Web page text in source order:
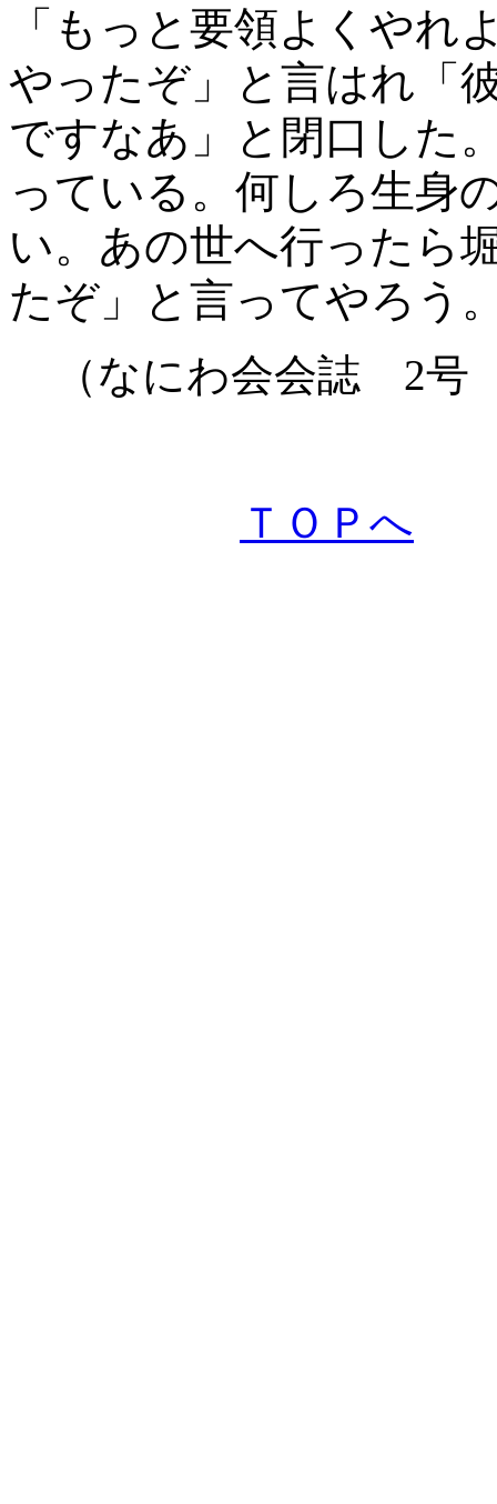
「もっと要領よくや
やったぞ」と言はれ「
ですなあ」と閉口した
っている。何しろ生身
い。あの世へ行ったら
たぞ」と言ってやろう
（なにわ会会誌 2
ＴＯＰへ